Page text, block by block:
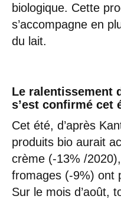
biologique. Cette
s’accompagne en
du lait.
Le ralentissement
s’est confirmé cet
Cet été, d’après
produits bio aurait
crème (-13% /
fromages (-9%) ont
Sur le mois d’août,